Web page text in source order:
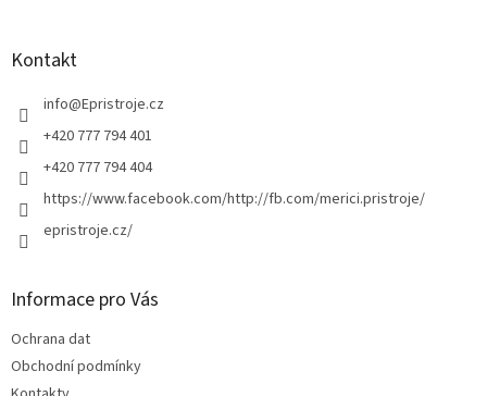
Kontakt
info@Epristroje.cz
+420 777 794 401
+420 777 794 404
https://www.facebook.com/http://fb.com/merici.pristroje/
epristroje.cz/
Informace pro Vás
Ochrana dat
Obchodní podmínky